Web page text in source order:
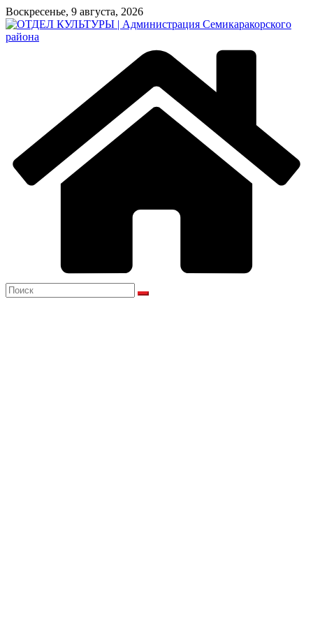
Перейти
к
содержимому
Воскресенье, 9 августа, 2026